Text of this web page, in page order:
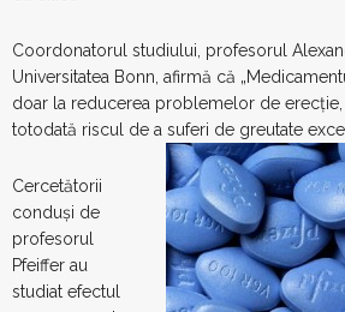
Coordonatorul studiului, profesorul
Universitatea Bonn, afirmă că
doar la reducerea problemelor de
totodată riscul de a suferi de greutate
Cercetătorii
conduşi de
profesorul
Pfeiffer au
studiat efectul